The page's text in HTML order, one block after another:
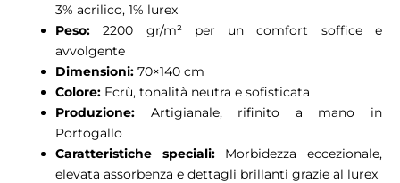
3% acrilico, 1% lurex
Peso: 2200 gr/m² per un comfort soffice e
avvolgente
Dimensioni: 70×140 cm
Colore: Ecrù, tonalità neutra e sofisticata
Produzione: Artigianale, rifinito a mano in
Portogallo
Caratteristiche speciali:Morbidezza eccezionale,
elevata assorbenza e dettagli brillanti grazie al lurex